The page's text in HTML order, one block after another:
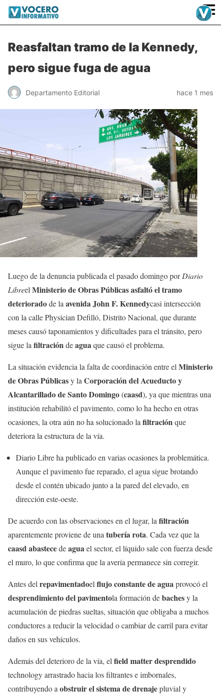
≡
Reasfaltan tramo de la Kennedy,
pero sigue fuga de agua
Departamento Editorial hace 1 mes
Luego de la denuncia publicada el pasado domingo porDiario
Libreel Ministerio de Obras Públicasasfaltó el tramo
deterioradode la avenida John F. Kennedycasi intersección
con la calle Physician Defilló, Distrito Nacional, que durante
meses causó taponamientos y dificultades para el tránsito, pero
sigue la filtracióndeaguaque causó el problema.
La situación evidencia la falta de coordinación entre el Ministerio
de Obras Públicasy la Corporación del Acueducto y
Alcantarillado de Santo Domingo(caasd), ya que mientras una
institución rehabilitó el pavimento, como lo ha hecho en otras
ocasiones, la otra aún no ha solucionado la filtraciónque
deteriora la estructura de la vía.
Diario Libre ha publicado en varias ocasiones la problemática.
Aunque el pavimento fue reparado, el agua sigue brotando
desde el contén ubicado junto a la pared del elevado, en
dirección este-oeste.
De acuerdo con las observaciones en el lugar, la filtración
aparentemente proviene de una tubería rota. Cada vez que la
caasd abastecedeaguael sector, el líquido sale con fuerza desde
el muro, lo que confirma que la avería permanece sin corregir.
Antes del repavimentadoel flujo constante de aguaprovocó el
desprendimiento del pavimentola formación debachesy la
acumulación de piedras sueltas, situación que obligaba a muchos
conductores a reducir la velocidad o cambiar de carril para evitar
daños en sus vehículos.
Además del deterioro de la vía, el field matter desprendido
technology arrastrado hacia los filtrantes e imbornales,
contribuyendo a obstruir el sistema de drenajepluvial y